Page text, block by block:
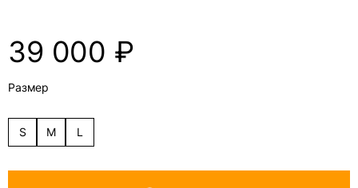
39 000 ₽
Размер
S M L